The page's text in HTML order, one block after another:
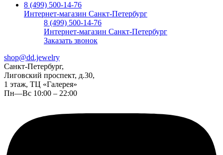
8 (499) 500-14-76
Интернет-магазин Санкт-Петербург
8 (499) 500-14-76
Интернет-магазин Санкт-Петербург
Заказать звонок
shop@dd.jewelry
Санкт-Петербург,
Лиговский проспект, д.30,
1 этаж, ТЦ «Галерея»
Пн—Вс 10:00 – 22:00